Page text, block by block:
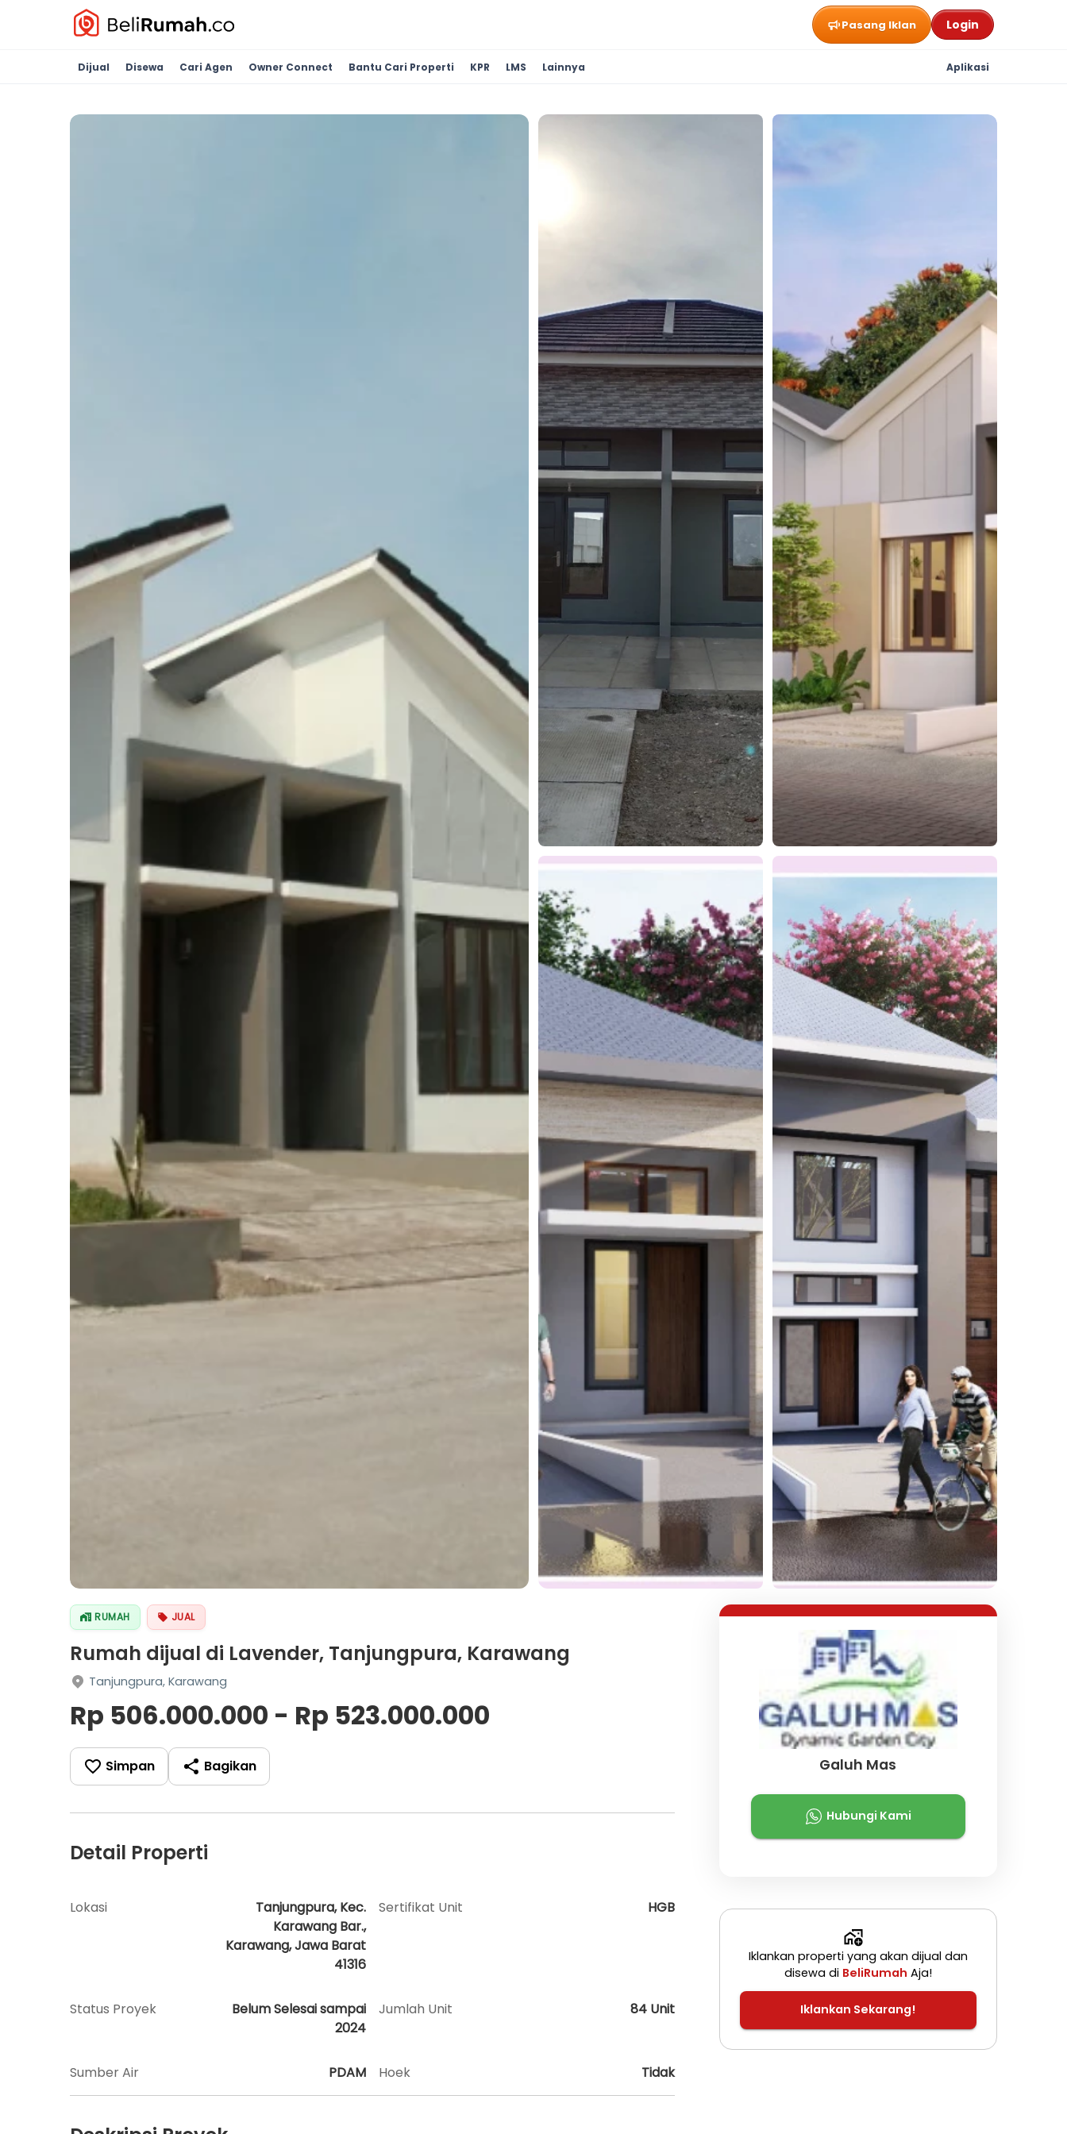
Pasang Iklan Login
Dijual Disewa Cari Agen Owner Connect Bantu Cari Properti KPR LMS Lainnya Aplikasi
RUMAH JUAL
Rumah dijual di Lavender, Tanjungpura, Karawang
Tanjungpura, Karawang
Rp 506.000.000 - Rp 523.000.000
Simpan Bagikan
Detail Properti
Lokasi
Tanjungpura, Kec.
Karawang Bar.,
Karawang, Jawa Barat
41316
Sertifikat Unit HGB
Status Proyek
Belum Selesai sampai
2024
Jumlah Unit 84 Unit
Sumber Air PDAM Hoek Tidak
Galuh Mas
Hubungi Kami
Iklankan properti yang akan dijual dan
disewa di BeliRumah Aja!
Iklankan Sekarang!